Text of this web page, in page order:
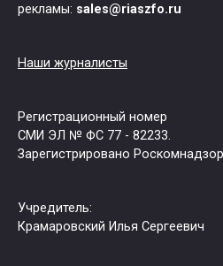
рекламы: sales@riaszfo.ru
Наши журналисты
Регистрационный номер
СМИ ЭЛ № ФС 77 - 82233.
Зарегистрировано
Учредитель:
Крамаровский Илья Сергеевич